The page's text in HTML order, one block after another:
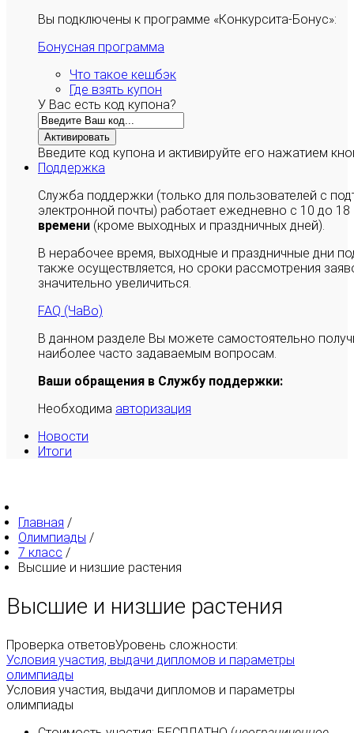
Вы подключены к программе «Конкурсита-Бонус»:
Бонусная программа
Что такое кешбэк
Где взять купон
У Вас есть код купона?
Активировать
Введите код купона и активируйте его нажатием
Поддержка
Служба поддержки (только для пользователей с
электронной почты) работает ежедневно с 10 до
времени (кроме выходных и праздничных дней).
В нерабочее время, выходные и праздничные дни
также осуществляется, но сроки рассмотрения
значительно увеличиться.
FAQ (ЧаВо)
В данном разделе Вы можете самостоятельно
наиболее часто задаваемым вопросам.
Ваши обращения в Службу поддержки:
Необходима авторизация
Новости
Итоги
Главная /
Олимпиады /
7 класс /
Высшие и низшие растения
Высшие и низшие растения
Проверка ответовУровень сложности:
Условия участия, выдачи дипломов и параметры
олимпиады
Условия участия, выдачи дипломов и параметры
олимпиады